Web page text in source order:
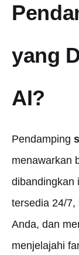
yang
AI?
Pendamping
menawarkan
dibandingkan
tersedia 24/7,
Anda, dan
menjelajahi